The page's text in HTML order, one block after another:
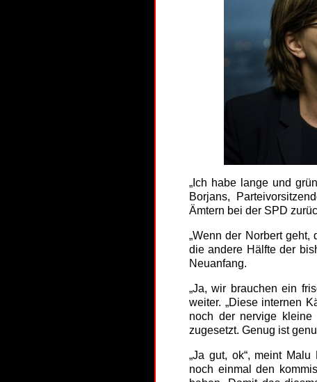
„Ich habe lange und
Borjans,
Ämtern bei der SPD
„Wenn der Norbert
die andere Hälfte der
Neuanfang.
„Ja, wir brauchen ein
weiter. „Diese internen
noch der nervige
zugesetzt. Genug ist
„Ja gut, ok“, meint
noch einmal den